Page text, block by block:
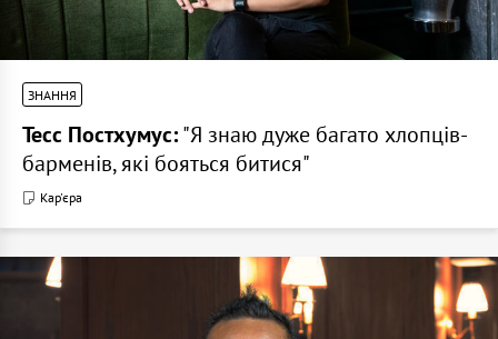
ЗНАННЯ
Тесс Постхумус:"Я знаю дуже багато хлопців-
барменів, які бояться битися"
Кар'єра